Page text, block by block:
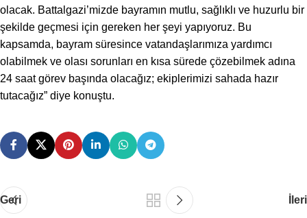
olacak. Battalgazi’mizde bayramın mutlu, sağlıklı ve huzurlu bir
şekilde geçmesi için gereken her şeyi yapıyoruz. Bu
kapsamda, bayram süresince vatandaşlarımıza yardımcı
olabilmek ve olası sorunları en kısa sürede çözebilmek adına
24 saat görev başında olacağız; ekiplerimizi sahada hazır
tutacağız” diye konuştu.
Geri İleri